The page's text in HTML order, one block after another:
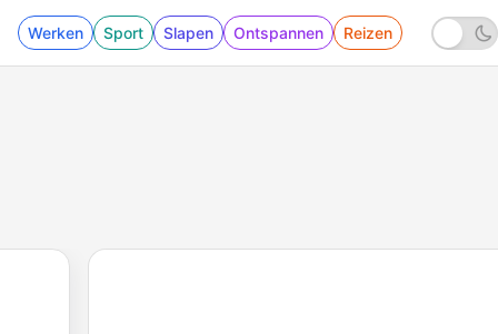
Werken Sport Slapen Ontspannen Reizen